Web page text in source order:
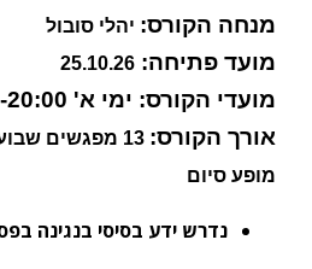
מנחה הקורס: יהלי סובול
מועד פתיחה: 25.10.26
מועדי הקורס: ימי א' 18:00-20:00
אורך הקורס:
13 מפגשים
מופע סיום
נדרש ידע בסיסי בנגינה